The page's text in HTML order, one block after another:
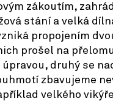
zákoutím,
stání a velká
propojením
prošel na
druhý se
zbavujeme
velkého